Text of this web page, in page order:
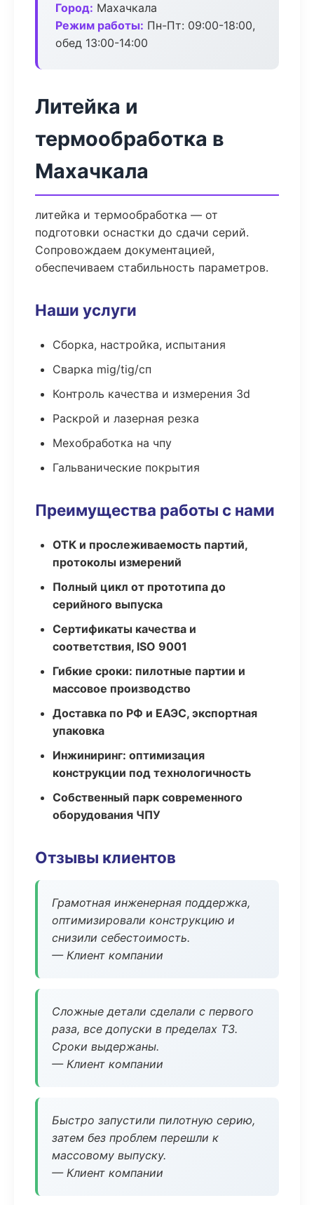
Город: Махачкала
Режим работы: Пн-Пт: 09:00-18:00,
обед 13:00-14:00
Литейка и
термообработка в
Махачкала
литейка и термообработка — от
подготовки оснастки до сдачи серий.
Сопровождаем документацией,
обеспечиваем стабильность параметров.
Наши услуги
Сборка, настройка, испытания
Сварка mig/tig/сп
Контроль качества и измерения 3d
Раскрой и лазерная резка
Мехобработка на чпу
Гальванические покрытия
Преимущества работы с нами
ОТК и прослеживаемость партий,
протоколы измерений
Полный цикл от прототипа до
серийного выпуска
Сертификаты качества и
соответствия, ISO 9001
Гибкие сроки: пилотные партии и
массовое производство
Доставка по РФ и ЕАЭС, экспортная
упаковка
Инжиниринг: оптимизация
конструкции под технологичность
Собственный парк современного
оборудования ЧПУ
Отзывы клиентов
Грамотная инженерная поддержка,
оптимизировали конструкцию и
снизили себестоимость.
— Клиент компании
Сложные детали сделали с первого
раза, все допуски в пределах ТЗ.
Сроки выдержаны.
— Клиент компании
Быстро запустили пилотную серию,
затем без проблем перешли к
массовому выпуску.
— Клиент компании